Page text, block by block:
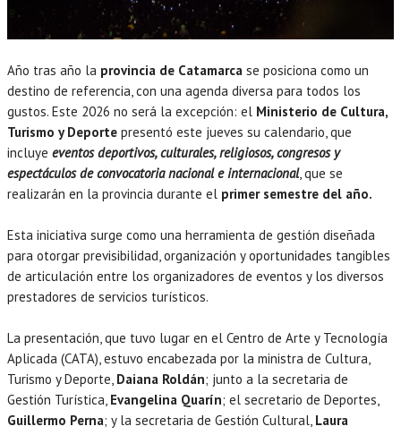
Año tras año la provincia de Catamarca se posiciona como un
destino de referencia, con una agenda diversa para todos los
gustos. Este 2026 no será la excepción: el Ministerio de Cultura,
Turismo y Deporte presentó este jueves su calendario, que
incluye eventos deportivos, culturales, religiosos, congresos y
espectáculos de convocatoria nacional e internacional, que se
realizarán en la provincia durante el primer semestre del año.
Esta iniciativa surge como una herramienta de gestión diseñada
para otorgar previsibilidad, organización y oportunidades tangibles
de articulación entre los organizadores de eventos y los diversos
prestadores de servicios turísticos.
La presentación, que tuvo lugar en el Centro de Arte y Tecnología
Aplicada (CATA), estuvo encabezada por la ministra de Cultura,
Turismo y Deporte, Daiana Roldán; junto a la secretaria de
Gestión Turística, Evangelina Quarín; el secretario de Deportes,
Guillermo Perna; y la secretaria de Gestión Cultural, Laura